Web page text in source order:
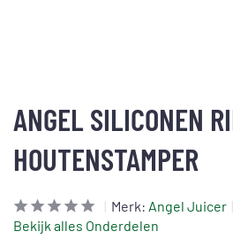
ANGEL SILICONEN
HOUTENSTAMPER
Merk: Angel Juicer
Bekijk alles Onderdelen